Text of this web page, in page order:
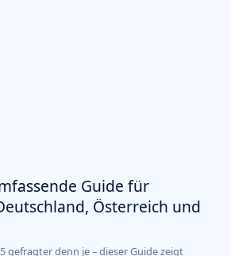
Guide für
Österreich und
gefragter denn je – dieser Guide zeigt